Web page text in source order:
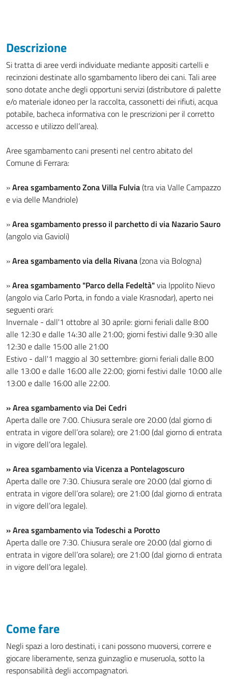
Descrizione
Si tratta di aree verdi individuate mediante appositi cartelli e
recinzioni destinate allo sgambamento libero dei cani. Tali aree
sono dotate anche degli opportuni servizi (distributore di palette
e/o materiale idoneo per la raccolta, cassonetti dei rifiuti, acqua
potabile, bacheca informativa con le prescrizioni per il corretto
accesso e utilizzo dell’area).
Aree sgambamento cani presenti nel centro abitato del
Comune di Ferrara:
»Area sgambamento Zona Villa Fulvia(tra via Valle Campazzo
e via delle Mandriole)
»Area sgambamento presso il parchetto di via Nazario Sauro
(angolo via Gavioli)
»Area sgambamento via della Rivana(zona via Bologna)
»Area sgambamento "Parco della Fedeltà"via Ippolito Nievo
(angolo via Carlo Porta, in fondo a viale Krasnodar), aperto nei
seguenti orari:
Invernale - dall'1 ottobre al 30 aprile: giorni feriali dalle 8:00
alle 12:30 e dalle 14:30 alle 21:00; giorni festivi dalle 9:30 alle
12:30 e dalle 15:00 alle 21:00
Estivo - dall'1 maggio al 30 settembre: giorni feriali dalle 8:00
alle 13:00 e dalle 16:00 alle 22:00; giorni festivi dalle 10:00 alle
13:00 e dalle 16:00 alle 22:00.
» Area sgambamento via Dei Cedri
Aperta dalle ore 7:00. Chiusura serale ore 20:00 (dal giorno di
entrata in vigore dell’ora solare); ore 21:00 (dal giorno di entrata
in vigore dell’ora legale).
» Area sgambamento via Vicenza a Pontelagoscuro
Aperta dalle ore 7:30. Chiusura serale ore 20:00 (dal giorno di
entrata in vigore dell’ora solare); ore 21:00 (dal giorno di entrata
in vigore dell’ora legale).
» Area sgambamento via Todeschi a Porotto
Aperta dalle ore 7:30. Chiusura serale ore 20:00 (dal giorno di
entrata in vigore dell’ora solare); ore 21:00 (dal giorno di entrata
in vigore dell’ora legale).
Come fare
Negli spazi a loro destinati, i cani possono muoversi, correre e
giocare liberamente, senza guinzaglio e museruola, sotto la
responsabilità degli accompagnatori.